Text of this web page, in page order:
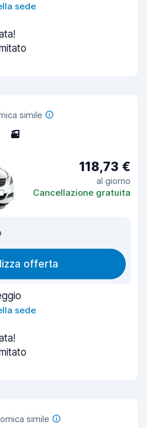
sede
simile
3
118,73 €
al giorno
Cancellazione gratuita
offerta
sede
simile